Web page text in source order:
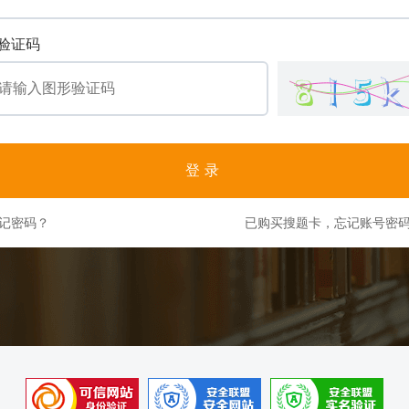
证码
登录
密码？ 已购买搜题卡，忘记账号密